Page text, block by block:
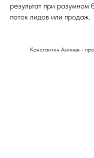
результат при
поток лидов или продаж.
Константин Аминев -